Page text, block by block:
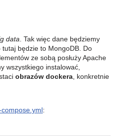
data . Tak więc dane będziemy
będzie to MongoDB. Do
ze sobą posłuży Apache
wszystkiego instalować,
obrazów dockera , konkretnie
: